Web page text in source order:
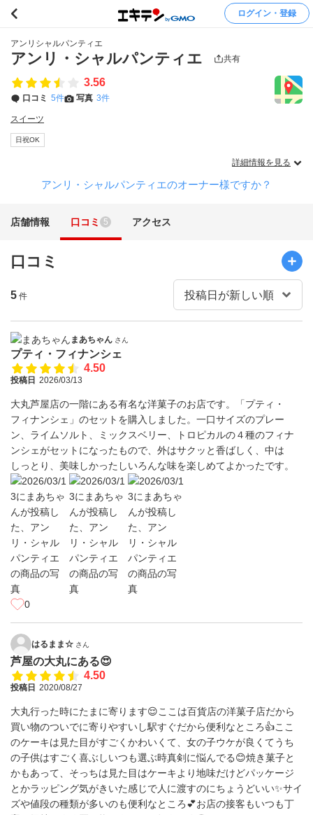
ログイン・登録
アンリシャルパンティエ
アンリ・シャルパンティエ 共有
3.56
口コミ 5件 写真 3件
スイーツ
日祝OK
詳細情報を見る
アンリ・シャルパンティエのオーナー様ですか？
店舗情報 口コミ 5 アクセス
口コミ
5 件
まあちゃん さん
プティ・フィナンシェ
4.50
投稿日 2026/03/13
大丸芦屋店の一階にある有名な洋菓子のお店です。「プティ・
フィナンシェ」のセットを購入しました。一口サイズのプレー
ン、ライムソルト、ミックスベリー、トロピカルの４種のフィナ
ンシェがセットになったもので、外はサクッと香ばしく、中は
しっとり、美味しかったしいろんな味を楽しめてよかったです。
0
はるまま☆ さん
芦屋の大丸にある😍
4.50
投稿日 2020/08/27
大丸行った時にたまに寄ります😌ここは百貨店の洋菓子店だから
買い物のついでに寄りやすいし駅すぐだから便利なところ👍ここ
のケーキは見た目がすごくかわいくて、女の子ウケが良くてうち
の子供はすごく喜ぶしいつも選ぶ時真剣に悩んでる😊焼き菓子と
かもあって、そっちは見た目はケーキより地味だけどパッケージ
とかラッピング気がきいた感じで人に渡すのにちょうどいい✨サイ
ズや値段の種類が多いのも便利なところ💕︎お店の接客もいつも丁